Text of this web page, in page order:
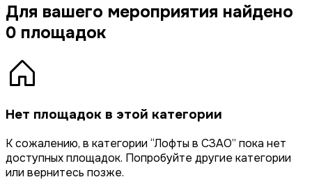
Для вашего мероприятия найдено
0 площадок
Нет площадок в этой категории
К сожалению, в категории “Лофты в СЗАО” пока нет
доступных площадок. Попробуйте другие категории
или вернитесь позже.